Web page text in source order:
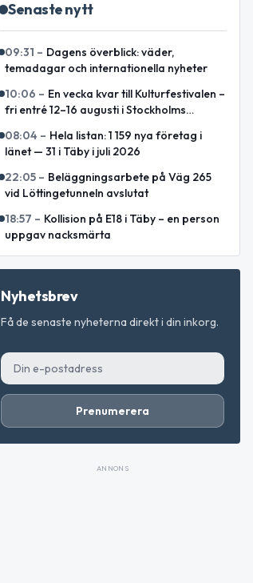
Senaste nytt
09:31 – Dagens överblick: väder,
temadagar och internationella nyheter
10:06 – En vecka kvar till Kulturfestivalen –
fri entré 12–16 augusti i Stockholms
08:04 – Hela listan: 1 159 nya företag i
länet — 31 i Täby i juli 2026
22:05 – Beläggningsarbete på Väg 265
vid Löttingetunneln avslutat
18:57 – Kollision på E18 i Täby – en person
uppgav nacksmärta
Nyhetsbrev
Få de senaste nyheterna direkt i din inkorg.
Prenumerera
ANNONS